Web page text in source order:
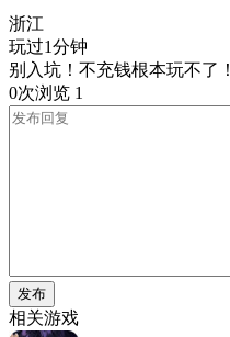
浙江
玩过1分钟
别入坑！不充钱根本玩不了！
0次浏览 1
发布
相关游戏